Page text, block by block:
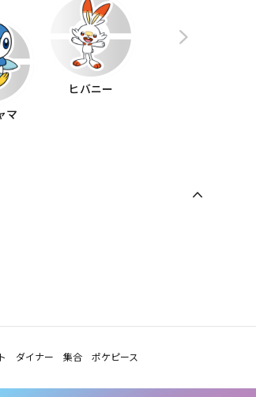
マ
ヒバニー
ト ダイナー 集合 ポケピース